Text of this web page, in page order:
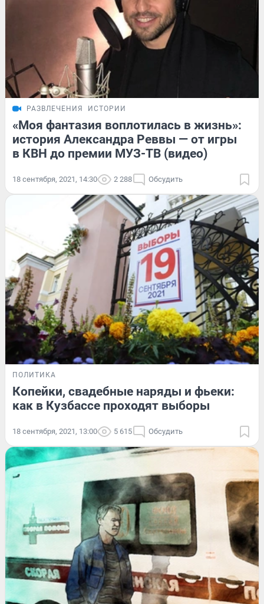
РАЗВЛЕЧЕНИЯ ИСТОРИИ
«Моя фантазия воплотилась в жизнь»:
история Александра Реввы — от игры
в КВН до премии МУЗ-ТВ (видео)
18 сентября, 2021, 14:30 2 288 Обсудить
ПОЛИТИКА
Копейки, свадебные наряды и фьеки:
как в Кузбассе проходят выборы
18 сентября, 2021, 13:00 5 615 Обсудить